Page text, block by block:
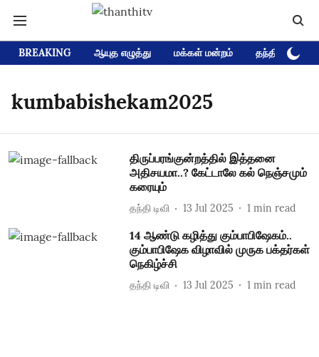
BREAKING ஆயுத எழுத்து மக்கள் மன்றம் தந்தி டிவி
kumbabishekam2025
திருப்பரங்குன்றத்தில் இத்தனை
அதிசயமா..? கேட்டாலே கல் நெஞ்சமும்
கரையும்
தந்தி டிவி 13 Jul 2025 1 min read
14 ஆண்டு கழித்து கும்பாபிஷேகம்..
கும்பாபிஷேக விழாவில் முருக பக்தர்கள்
நெகிழ்ச்சி
தந்தி டிவி 13 Jul 2025 1 min read